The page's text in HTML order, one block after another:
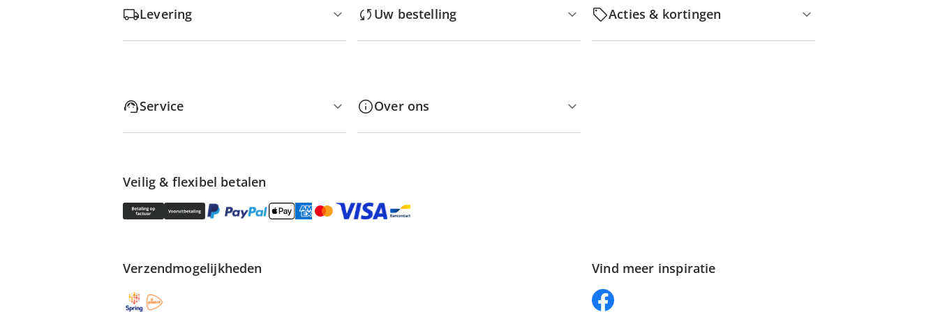
Levering Uw bestelling Acties & kortingen
Service Over ons
Veilig & flexibel betalen
Verzendmogelijkheden Vind meer inspiratie